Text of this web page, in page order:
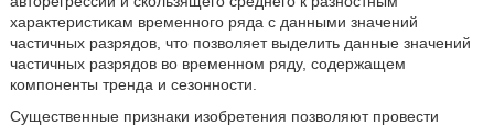
характеристикам временного ряда с данными значений
частичных разрядов, что позволяет выделить данные значений
частичных разрядов во временном ряду, содержащем
компоненты тренда и сезонности.
Существенные признаки изобретения позволяют провести